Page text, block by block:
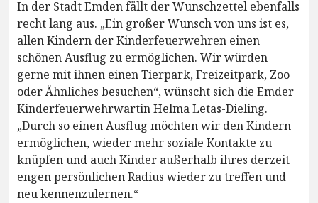
In der Stadt Emden fällt der Wunschzettel ebenfalls
recht lang aus. „Ein großer Wunsch von uns ist es,
allen Kindern der Kinderfeuerwehren einen
schönen Ausflug zu ermöglichen. Wir würden
gerne mit ihnen einen Tierpark, Freizeitpark, Zoo
oder Ähnliches besuchen“, wünscht sich die Emder
Kinderfeuerwehrwartin Helma Letas-Dieling.
„Durch so einen Ausflug möchten wir den Kindern
ermöglichen, wieder mehr soziale Kontakte zu
knüpfen und auch Kinder außerhalb ihres derzeit
engen persönlichen Radius wieder zu treffen und
neu kennenzulernen.“